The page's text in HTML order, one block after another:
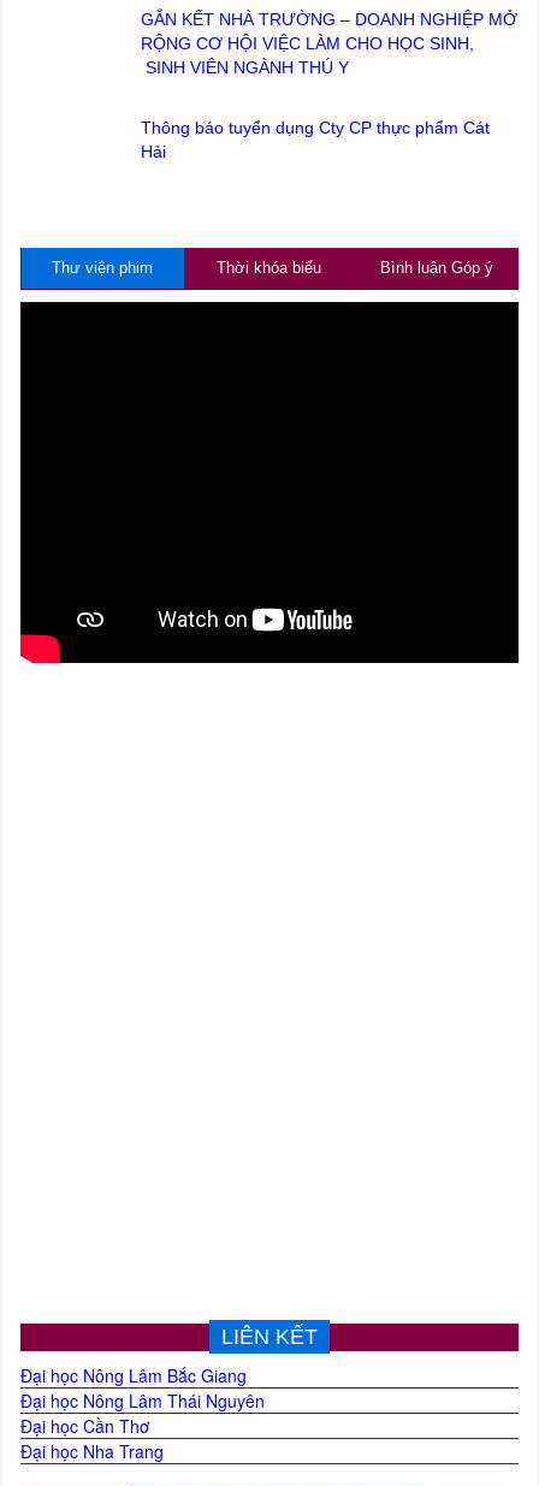
GẮN KẾT NHÀ TRƯỜNG – DOANH NGHIỆP MỞ
RỘNG CƠ HỘI VIỆC LÀM CHO HỌC SINH,
SINH VIÊN NGÀNH THÚ Y
Thông báo tuyển dụng Cty CP thực phẩm Cát
Hải
Thư viện phim Thời khóa biểu Bình luận Góp ý
LIÊN KẾT
Đại học Nông Lâm Bắc Giang
Đại học Nông Lâm Thái Nguyên
Đại học Cần Thơ
Đại học Nha Trang